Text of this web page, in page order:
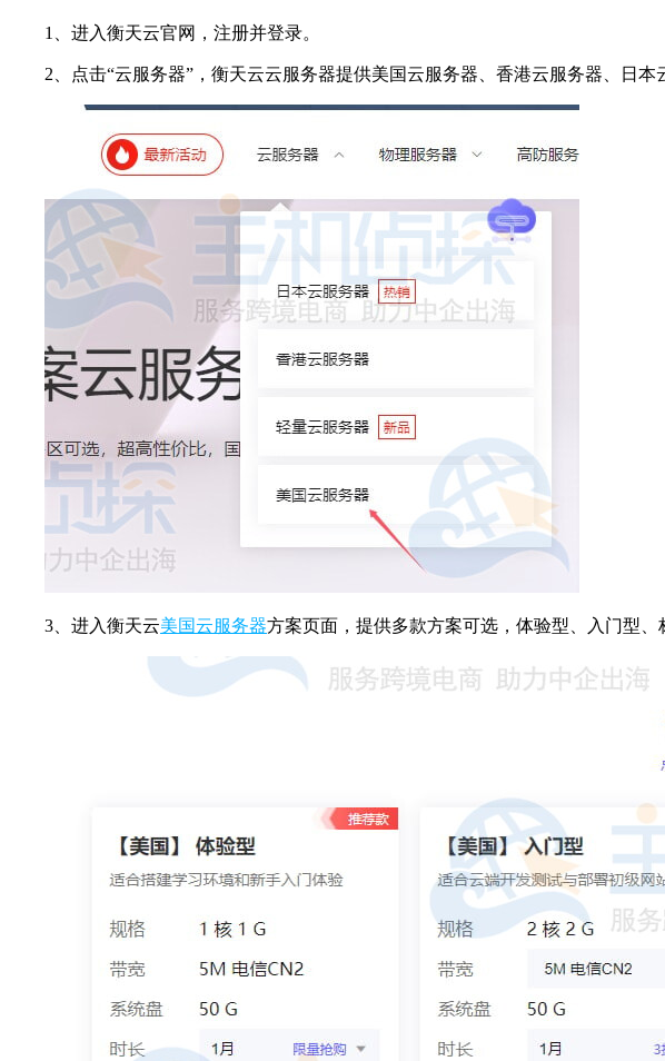
1、进入衡天云官网，注册并登录。
2、点击“云服务器”，衡天云云服务器提供美国云服务器、香港云服务器、日
3、进入衡天云美国云服务器方案页面，提供多款方案可选，体验型、入门型、